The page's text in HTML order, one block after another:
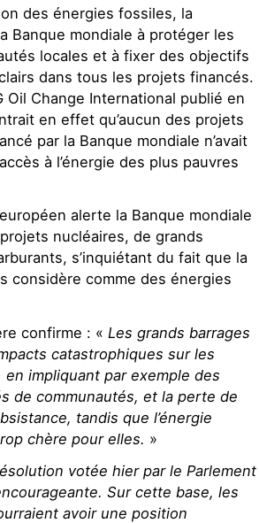
des énergies fossiles, la
Banque mondiale à protéger les
locales et à fixer des objectifs
dans tous les projets financés.
Oil Change International publié en
en effet qu’aucun des projets
par la Banque mondiale n’avait
à l’énergie des plus pauvres
alerte la Banque mondiale
nucléaires, de grands
s’inquiétant du fait que la
considère comme des énergies
confirme : « Les grands barrages
catastrophiques sur les
impliquant par exemple des
de communautés, et la perte de
tandis que l’énergie
chère pour elles. »
votée hier par le Parlement
Sur cette base, les
avoir une position